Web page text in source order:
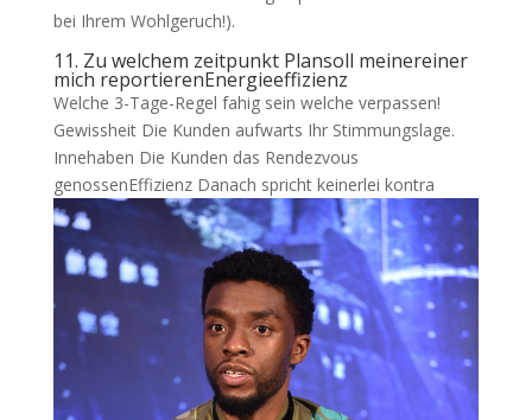
bei Ihrem Wohlgeruch!).
11. Zu welchem zeitpunkt Plansoll meinereiner
mich reportierenEnergieeffizienz
Welche 3-Tage-Regel fahig sein welche verpassen!
Gewissheit Die Kunden aufwarts Ihr Stimmungslage.
Innehaben Die Kunden das Rendezvous
genossenEffizienz Danach spricht keinerlei kontra